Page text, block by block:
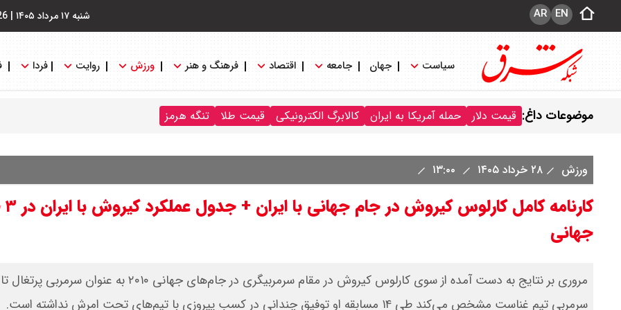
شنبه ۱۷ مرداد ۱۴۰۵ | EN
AR
سیاست جهان جامعه اقتصاد فرهنگ و هنر ورزش روایت فردا
موضوعات داغ: قیمت دلار حمله آمریکا به ایران کالابرگ الکترونیکی قیمت طلا تنگه هرمز
ورزش ۲۸ خرداد ۱۴۰۵
جهانی
مروری بر نتایج به دست آمده از سوی کارلوس کیروش در مقام سرمربیگری در جام‌های جهانی ۲۰۱۰ به
سرمربی تیم غناست مشخص می‌کند طی ۱۴ مسابقه او توفیق چندانی در کسب پیروزی با تیم‌های تحت امرش نداشته است.